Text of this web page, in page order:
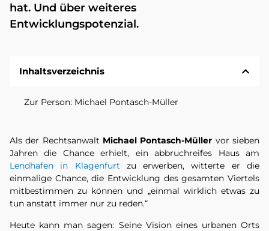
hat. Und über weiteres
Entwicklungspotenzial.
Inhaltsverzeichnis
Zur Person: Michael Pontasch-Müller
Als der Rechtsanwalt Michael Pontasch-Müller vor sieben
Jahren die Chance erhielt, ein abbruchreifes Haus am
Lendhafen in Klagenfurt zu erwerben, witterte er die
einmalige Chance, die Entwicklung des gesamten Viertels
mitbestimmen zu können und „einmal wirklich etwas zu
tun anstatt immer nur zu reden.“
Heute kann man sagen: Seine Vision eines urbanen Orts